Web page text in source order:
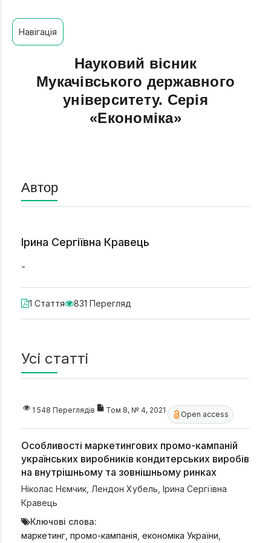
Навігація
Науковий вісник
Мукачівського державного
університету. Серія
«Економіка»
Автор
Ірина Сергіївна Кравець
-
1 Стаття 831 Перегляд
Усі статті
1 548 Переглядів Том 8, № 4, 2021 Open access
Особливості маркетингових промо-кампаній
українських виробників кондитерських виробів
на внутрішньому та зовнішньому ринках
Ніколас Нємчик Лендон Хубель Ірина Сергіївна
Кравець
Ключові слова:
маркетинг, промо-кампанія, економіка України,